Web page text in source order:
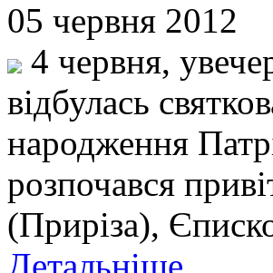
05 червня 2012
4 червня,
відбулась
народження
розпочався
(Приріза),